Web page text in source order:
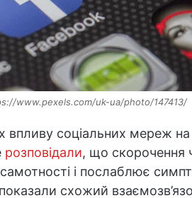
www.pexels.com/uk-ua/photo/147413/
впливу соціальних мереж
розповідали, що скорочення
і послаблює
схожий